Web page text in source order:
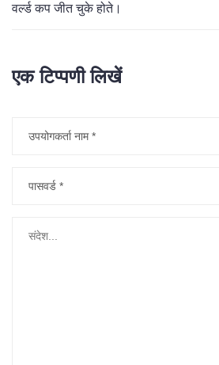
वर्ल्ड कप जीत चुके होते।
एक टिप्पणी लिखें